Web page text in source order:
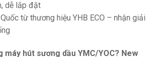
dễ lắp đặt
từ thương hiệu YHB ECO – nhận giải
máy hút sương dầu YMC/YOC? New